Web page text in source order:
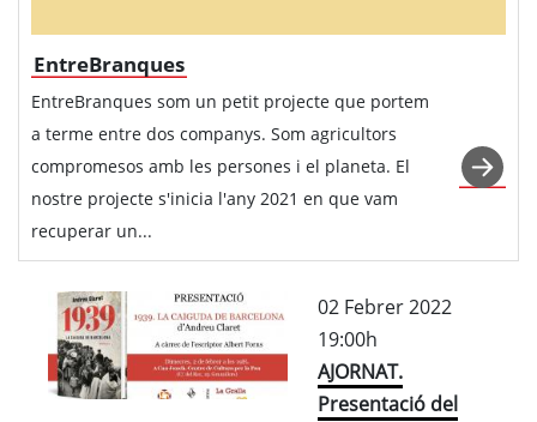
EntreBranques
EntreBranques som un petit projecte que portem
a terme entre dos companys. Som agricultors
compromesos amb les persones i el planeta. El
nostre projecte s'inicia l'any 2021 en que vam
recuperar un...
02 Febrer 2022
19:00h
AJORNAT.
Presentació del